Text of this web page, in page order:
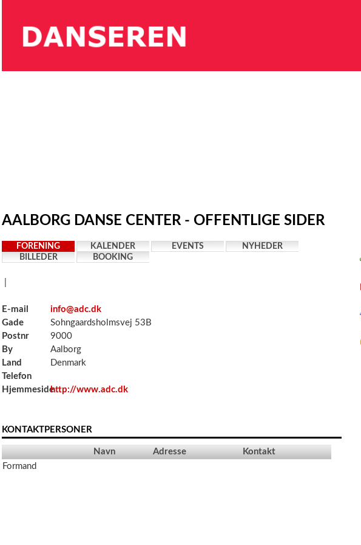
AALBORG DANSE CENTER - OFFENTLIGE SIDER
FORENING KALENDER EVENTS
NYHEDER
BILLEDER
BOOKING
E-mail
info@adc.dk
Gade
Sohngaardsholmsvej 53B
Postnr
9000
By
Aalborg
Land
Denmark
Telefon
Hjemmesidehttp://www.adc.dk
KONTAKTPERSONER
Navn Adresse
Kontakt
Formand